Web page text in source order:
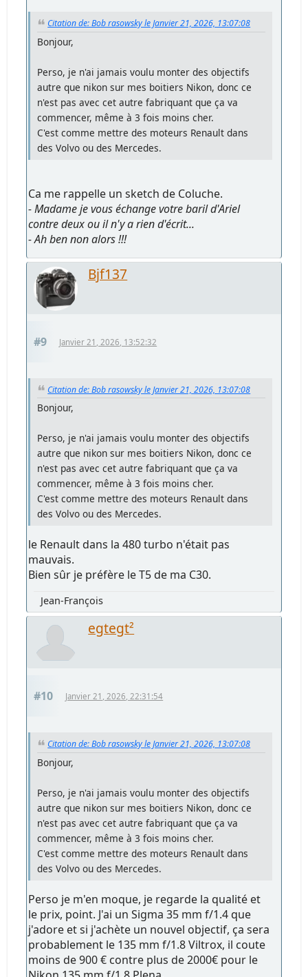
Citation de: Bob rasowsky le Janvier 21, 2026, 13:07:08
Bonjour,
Perso, je n'ai jamais voulu monter des objectifs
autre que nikon sur mes boitiers Nikon, donc ce
n'est pas avec cet autre fabriquant que ça va
commencer, même à 3 fois moins cher.
C'est comme mettre des moteurs Renault dans
des Volvo ou des Mercedes.
Ca me rappelle un sketch de Coluche.
- Madame je vous échange votre baril d'Ariel
contre deux ou il n'y a rien d'écrit...
- Ah ben non alors !!!
Bjf137
#9 Janvier 21, 2026, 13:52:32
Citation de: Bob rasowsky le Janvier 21, 2026, 13:07:08
Bonjour,
Perso, je n'ai jamais voulu monter des objectifs
autre que nikon sur mes boitiers Nikon, donc ce
n'est pas avec cet autre fabriquant que ça va
commencer, même à 3 fois moins cher.
C'est comme mettre des moteurs Renault dans
des Volvo ou des Mercedes.
le Renault dans la 480 turbo n'était pas
mauvais.
Bien sûr je préfère le T5 de ma C30.
Jean-François
egtegt²
#10 Janvier 21, 2026, 22:31:54
Citation de: Bob rasowsky le Janvier 21, 2026, 13:07:08
Bonjour,
Perso, je n'ai jamais voulu monter des objectifs
autre que nikon sur mes boitiers Nikon, donc ce
n'est pas avec cet autre fabriquant que ça va
commencer, même à 3 fois moins cher.
C'est comme mettre des moteurs Renault dans
des Volvo ou des Mercedes.
Perso je m'en moque, je regarde la qualité et
le prix, point. J'ai un Sigma 35 mm f/1.4 que
j'adore et si j'achète un nouvel objectif, ça sera
probablement le 135 mm f/1.8 Viltrox, il coute
moins de 900 € contre plus de 2000€ pour le